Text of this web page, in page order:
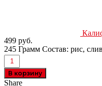
499 руб.
245 Грамм Состав: рис,
В корзину
Share